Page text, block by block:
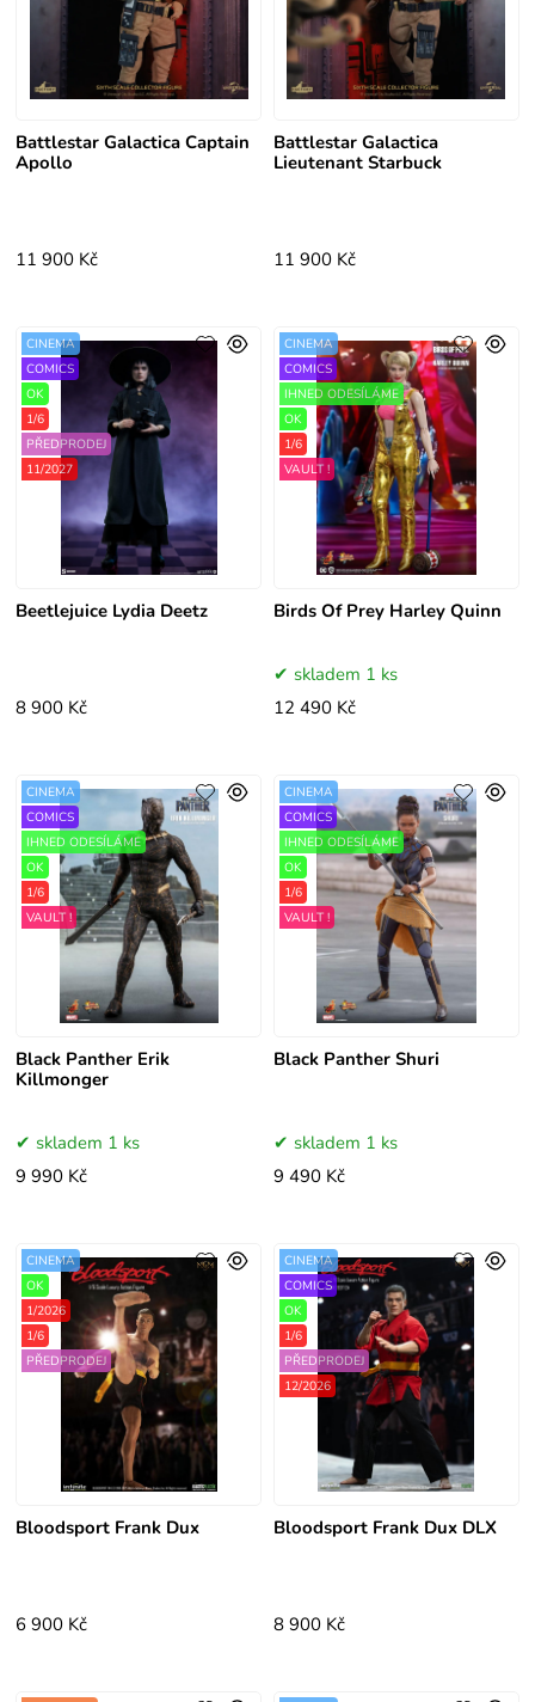
Battlestar Galactica Captain
Apollo
11 900 Kč
Battlestar Galactica
Lieutenant Starbuck
11 900 Kč
Beetlejuice Lydia Deetz
CINEMA
COMICS
OK
1/6
PŘEDPRODEJ
11/2027
8 900 Kč
Birds Of Prey Harley Quinn
CINEMA
COMICS
IHNED ODESÍLÁME
OK
1/6
VAULT !
skladem 1 ks
12 490 Kč
Black Panther Erik
Killmonger
CINEMA
COMICS
IHNED ODESÍLÁME
OK
1/6
VAULT !
skladem 1 ks
9 990 Kč
Black Panther Shuri
CINEMA
COMICS
IHNED ODESÍLÁME
OK
1/6
VAULT !
skladem 1 ks
9 490 Kč
Bloodsport Frank Dux
CINEMA
OK
1/2026
1/6
PŘEDPRODEJ
6 900 Kč
Bloodsport Frank Dux DLX
CINEMA
COMICS
OK
1/6
PŘEDPRODEJ
12/2026
8 900 Kč